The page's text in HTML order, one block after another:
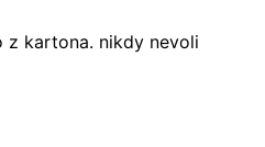
z kartona. nikdy nevoli